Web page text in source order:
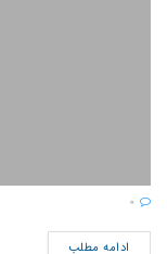
ادامه مطلب